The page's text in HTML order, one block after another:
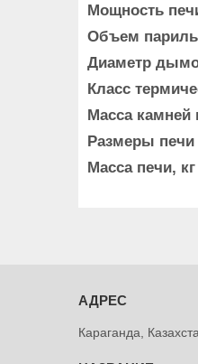
Мощность
Объем
Диаметр
Класс
Масса камней
Размеры печи
Масса печи, кг
Караганда,